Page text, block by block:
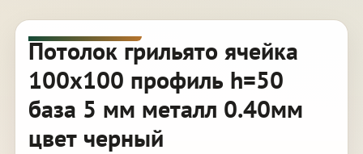
Потолок грильято ячейка
100х100 профиль h=50
база 5 мм металл 0.40мм
цвет черный